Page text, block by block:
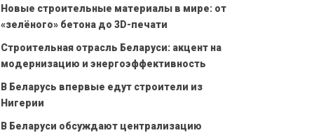
Новые строительные материалы в мире: от
«зелёного» бетона до 3D-печати
Строительная отрасль Беларуси: акцент на
модернизацию и энергоэффективность
В Беларусь впервые едут строители из
Нигерии
В Беларуси обсуждают централизацию